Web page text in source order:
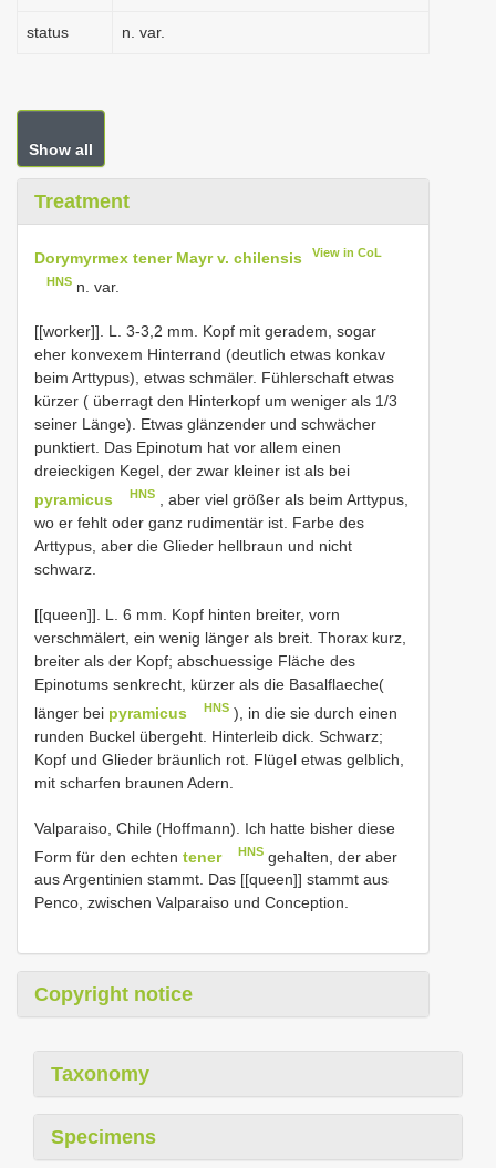
status n. var.
Show all
Treatment
Dorymyrmex tener Mayr v. chilensis View in CoL
HNS n. var.
[[worker]]. L. 3-3,2 mm. Kopf mit geradem, sogar
eher konvexem Hinterrand (deutlich etwas konkav
beim Arttypus), etwas schmäler. Fühlerschaft etwas
kürzer ( überragt den Hinterkopf um weniger als 1/3
seiner Länge). Etwas glänzender und schwächer
punktiert. Das Epinotum hat vor allem einen
dreieckigen Kegel, der zwar kleiner ist als bei
pyramicus
HNS
, aber viel größer als beim Arttypus,
wo er fehlt oder ganz rudimentär ist. Farbe des
Arttypus, aber die Glieder hellbraun und nicht
schwarz.
[[queen]]. L. 6 mm. Kopf hinten breiter, vorn
verschmälert, ein wenig länger als breit. Thorax kurz,
breiter als der Kopf; abschuessige Fläche des
Epinotums senkrecht, kürzer als die Basalflaeche(
länger bei pyramicus HNS ), in die sie durch einen
runden Buckel übergeht. Hinterleib dick. Schwarz;
Kopf und Glieder bräunlich rot. Flügel etwas gelblich,
mit scharfen braunen Adern.
Valparaiso, Chile (Hoffmann). Ich hatte bisher diese
Form für den echten tener HNS gehalten, der aber
aus Argentinien stammt. Das [[queen]] stammt aus
Penco, zwischen Valparaiso und Conception.
Copyright notice
Taxonomy
Specimens